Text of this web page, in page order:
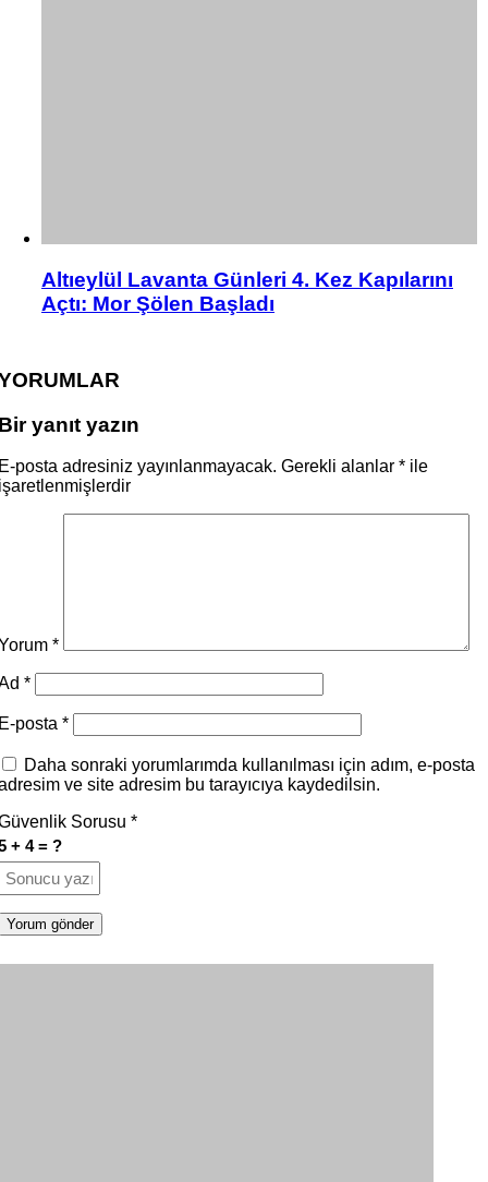
Altıeylül Lavanta Günleri 4. Kez Kapılarını
Açtı: Mor Şölen Başladı
yanıt yazın
posta adresiniz yayınlanmayacak. Gerekli alanlar * ile
*
*
posta *
Daha sonraki yorumlarımda kullanılması için adım, e-posta
ve site adresim bu tarayıcıya kaydedilsin.
Sorusu *
+ 4 = ?